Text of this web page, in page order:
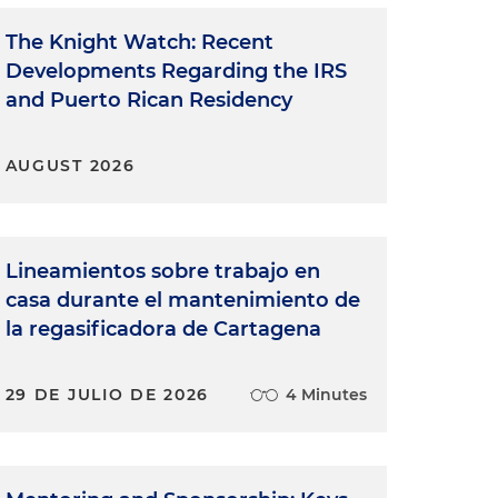
The Knight Watch: Recent
Developments Regarding the IRS
and Puerto Rican Residency
AUGUST 2026
Lineamientos sobre trabajo en
casa durante el mantenimiento de
la regasificadora de Cartagena
29 DE JULIO DE 2026 4 Minutes